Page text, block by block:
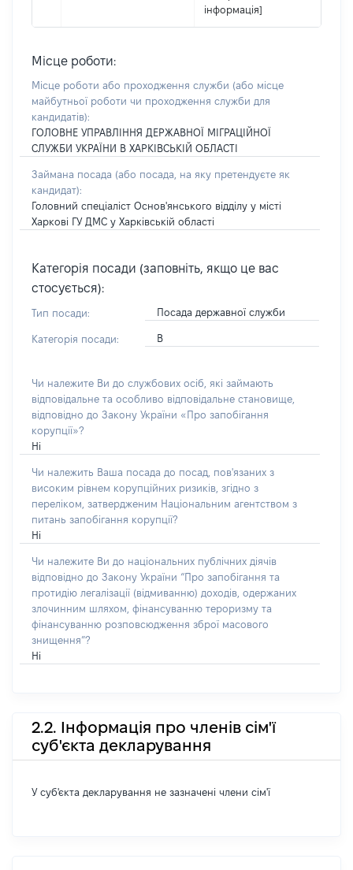
інформація]
Місце роботи:
Місце роботи або проходження служби (або місце
майбутньої роботи чи проходження служби для
кандидатів):
ГОЛОВНЕ УПРАВЛІННЯ ДЕРЖАВНОЇ МІГРАЦІЙНОЇ
СЛУЖБИ УКРАЇНИ В ХАРКІВСЬКІЙ ОБЛАСТІ
Займана посада (або посада, на яку претендуєте як
кандидат):
Головний спеціаліст Основ'янського відділу у місті
Харкові ГУ ДМС у Харківській області
Категорія посади (заповніть, якщо це вас
стосується):
Тип посади: Посада державної служби
Категорія посади: В
Чи належите Ви до службових осіб, які займають
відповідальне та особливо відповідальне становище,
відповідно до Закону України «Про запобігання
корупції»?
Ні
Чи належить Ваша посада до посад, пов'язаних з
високим рівнем корупційних ризиків, згідно з
переліком, затвердженим Національним агентством з
питань запобігання корупції?
Ні
Чи належите Ви до національних публічних діячів
відповідно до Закону України “Про запобігання та
протидію легалізації (відмиванню) доходів, одержаних
злочинним шляхом, фінансуванню тероризму та
фінансуванню розповсюдження зброї масового
знищення”?
Ні
2.2. Інформація про членів сім'ї
суб'єкта декларування
У суб'єкта декларування не зазначені члени сім'ї